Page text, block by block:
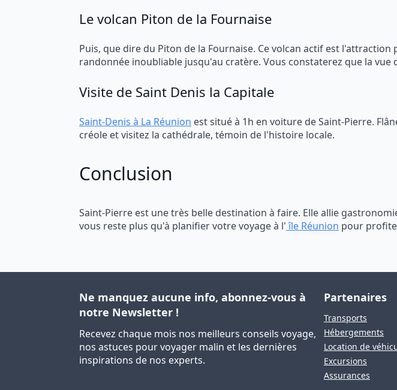
Le volcan Piton de la Fournaise
Puis, que dire du Piton de la Fournaise. Ce volcan actif est
randonnée inoubliable jusqu'au cratère. Vous constaterez que la
Visite de Saint Denis la Capitale
Saint-Denis à La Réunion est situé à 1h en voiture de Saint-Pierre.
créole et visitez la cathédrale, témoin de l'histoire locale.
Conclusion
Saint-Pierre est une très belle destination à faire. Elle allie
vous reste plus qu'à planifier votre voyage à l'île Réunion pour
Ne manquez aucune info, abonnez-vous à
notre Newsletter !
Recevez chaque mois nos meilleurs conseils voyage,
nos astuces pour voyager malin et les dernières
inspirations de nos experts.
Partenaires
Transports
Hébergements
Location de
Excursions
Assurances